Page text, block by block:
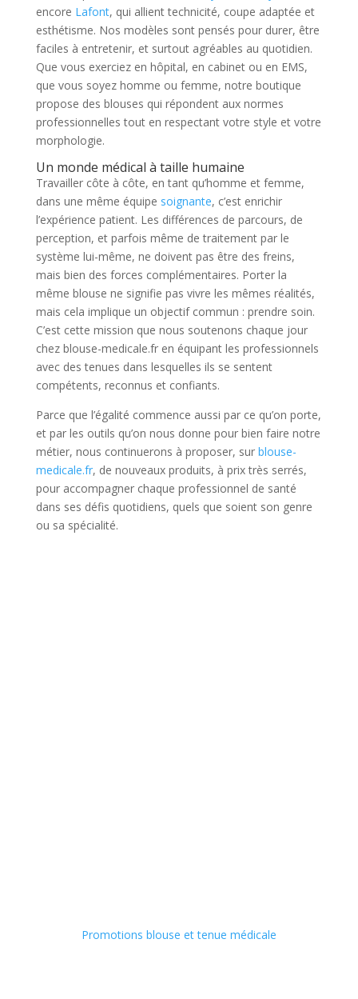
encore Lafont, qui allient technicité, coupe adaptée et
esthétisme. Nos modèles sont pensés pour durer, être
faciles à entretenir, et surtout agréables au quotidien.
Que vous exerciez en hôpital, en cabinet ou en EMS,
que vous soyez homme ou femme, notre boutique
propose des blouses qui répondent aux normes
professionnelles tout en respectant votre style et votre
morphologie.
Un monde médical à taille humaine
Travailler côte à côte, en tant qu’homme et femme,
dans une même équipe soignante, c’est enrichir
l’expérience patient. Les différences de parcours, de
perception, et parfois même de traitement par le
système lui-même, ne doivent pas être des freins,
mais bien des forces complémentaires. Porter la
même blouse ne signifie pas vivre les mêmes réalités,
mais cela implique un objectif commun : prendre soin.
C’est cette mission que nous soutenons chaque jour
chez blouse-medicale.fr en équipant les professionnels
avec des tenues dans lesquelles ils se sentent
compétents, reconnus et confiants.
Parce que l’égalité commence aussi par ce qu’on porte,
et par les outils qu’on nous donne pour bien faire notre
métier, nous continuerons à proposer, sur blouse-
medicale.fr, de nouveaux produits, à prix très serrés,
pour accompagner chaque professionnel de santé
dans ses défis quotidiens, quels que soient son genre
ou sa spécialité.
Promotions blouse et tenue médicale